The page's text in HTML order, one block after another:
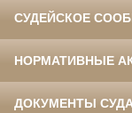
СУДЕЙСКОЕ
НОРМАТИВНЫЕ
ДОКУМЕНТЫ